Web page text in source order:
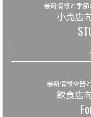
最新情報と季
小売店
最新情報や器
飲食店